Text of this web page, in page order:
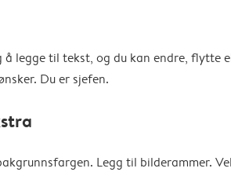
legge til tekst, og du kan endre, flytte
Du er sjefen.
Legg til bilderammer.